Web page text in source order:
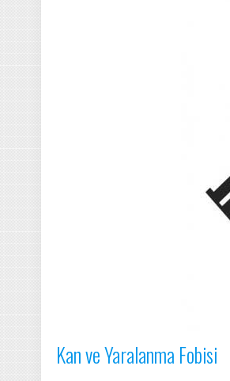
Kan ve Yaralanma Fobisi